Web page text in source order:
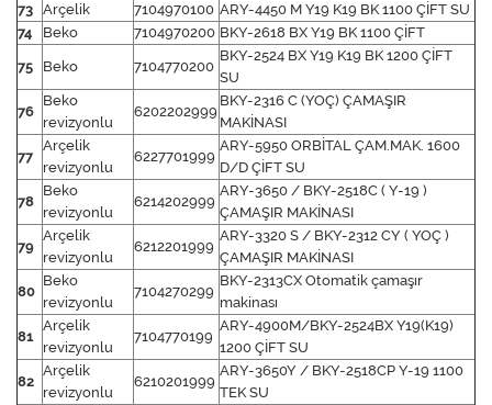
73 Arçelik 7104970100 ARY-4450 M Y19 K19 BK 1100 ÇİFT SU
74
Beko 7104970200 BKY-2618 BX Y19 BK 1100 ÇİFT
75 Beko 7104770200
BKY-2524 BX Y19 K19 BK 1200 ÇİFT
SU
76
Beko
revizyonlu
6202202999
BKY-2316 C (YOÇ) ÇAMAŞIR
MAKİNASI
77
Arçelik
revizyonlu
6227701999
ARY-5950 ORBİTAL ÇAM.MAK. 1600
D/D ÇİFT SU
78
Beko
revizyonlu
6214202999
ARY-3650 / BKY-2518C ( Y-19 )
ÇAMAŞIR MAKİNASI
79
Arçelik
revizyonlu
6212201999
ARY-3320 S / BKY-2312 CY ( YOÇ )
ÇAMAŞIR MAKİNASI
80
Beko
revizyonlu
7104270299
BKY-2313CX Otomatik çamaşır
makinası
81
Arçelik
revizyonlu
7104770199
ARY-4900M/BKY-2524BX Y19(K19)
1200 ÇİFT SU
82
Arçelik
revizyonlu
6210201999
ARY-3650Y / BKY-2518CP Y-19 1100
TEK SU